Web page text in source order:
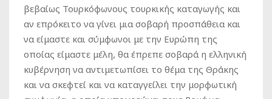
βεβαίως Τουρκόφωνους τουρκικής καταγωγής και
αν επρόκειτο να γίνει μια σοβαρή προσπάθεια και
να είμαστε και σύμφωνοι με την Ευρώπη της
οποίας είμαστε μέλη, θα έπρεπε σοβαρά η ελληνική
κυβέρνηση να αντιμετωπίσει το θέμα της Θράκης
και να σκεφτεί και να καταγγείλει την μορφωτική